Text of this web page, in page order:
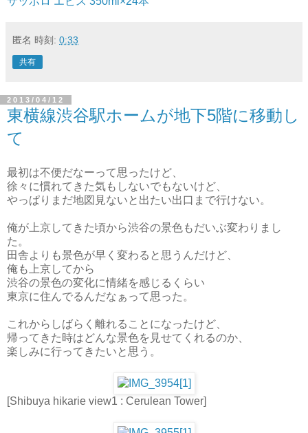
匿名 時刻: 0:33
共有
2013/04/12
東横線渋谷駅ホームが地下5階に移動し
て
最初は不便だなーって思ったけど、
徐々に慣れてきた気もしないでもないけど、
やっぱりまだ地図見ないと出たい出口まで行けない。
俺が上京してきた頃から渋谷の景色もだいぶ変わりまし
た。
田舎よりも景色が早く変わると思うんだけど、
俺も上京してから
渋谷の景色の変化に情緒を感じるくらい
東京に住んでるんだなぁって思った。
これからしばらく離れることになったけど、
帰ってきた時はどんな景色を見せてくれるのか、
楽しみに行ってきたいと思う。
[Shibuya hikarie view1 : Cerulean Tower]